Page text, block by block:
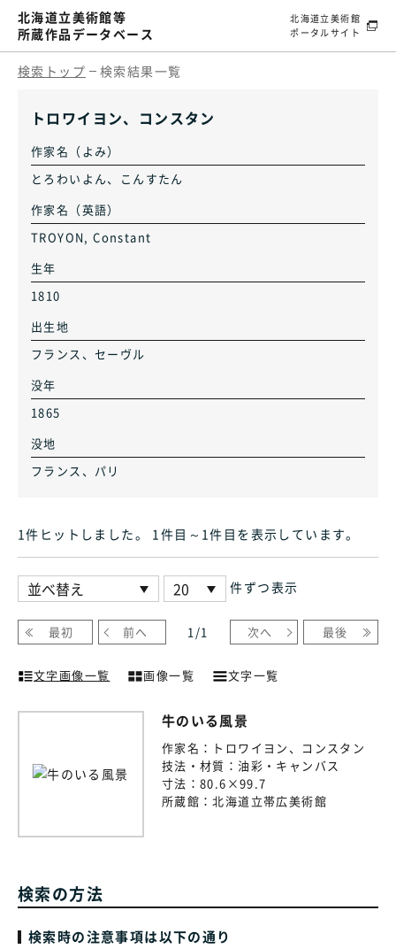
北海道立美術館等
所蔵作品データベース
北海道立美術館
ポータルサイト
検索トップ 検索結果一覧
トロワイヨン、コンスタン
作家名（よみ）
とろわいよん、こんすたん
作家名（英語）
TROYON, Constant
生年
1810
出生地
フランス、セーヴル
没年
1865
没地
フランス、パリ
1件ヒット しました。 1件目～1件目 を表示しています。
件ずつ表示
最初 前へ 1 /1 次へ 最後
文字画像一覧 画像一覧 文字一覧
牛のいる風景
作家名： トロワイヨン、コンスタン
技法・材質：油彩・キャンバス
寸法： 80.6×99.7
所蔵館：北海道立帯広美術館
検索の方法
検索時の注意事項は以下の通り